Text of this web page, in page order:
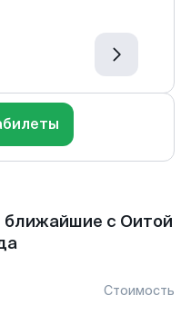
ближайшие с Оитой
Стоимость